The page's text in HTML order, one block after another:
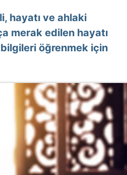
hayatı ve ahlaki
merak edilen hayatı
öğrenmek için